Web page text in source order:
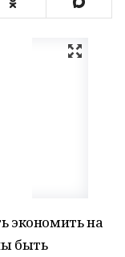
экономить на
быть